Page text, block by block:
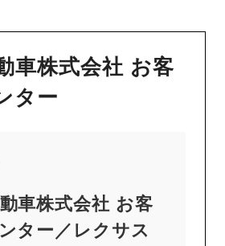
車株式会社 お客
ター
車株式会社 お客
ター／レクサス